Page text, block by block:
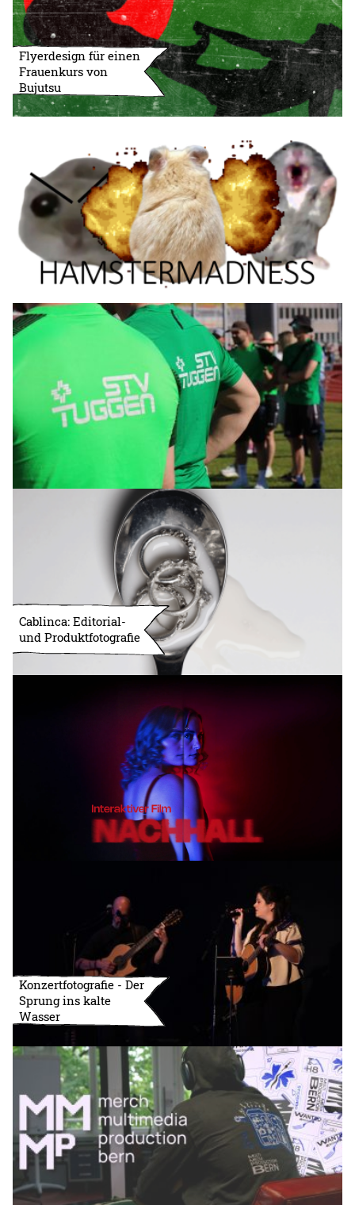
Flyerdesign für einen
Frauenkurs von
Bujutsu
Cablinca: Editorial-
und Produktfotografie
Konzertfotografie - Der
Sprung ins kalte
Wasser